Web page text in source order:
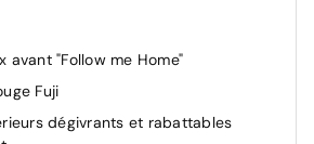
avant "Follow me Home"
Fuji
dégivrants et rabattables